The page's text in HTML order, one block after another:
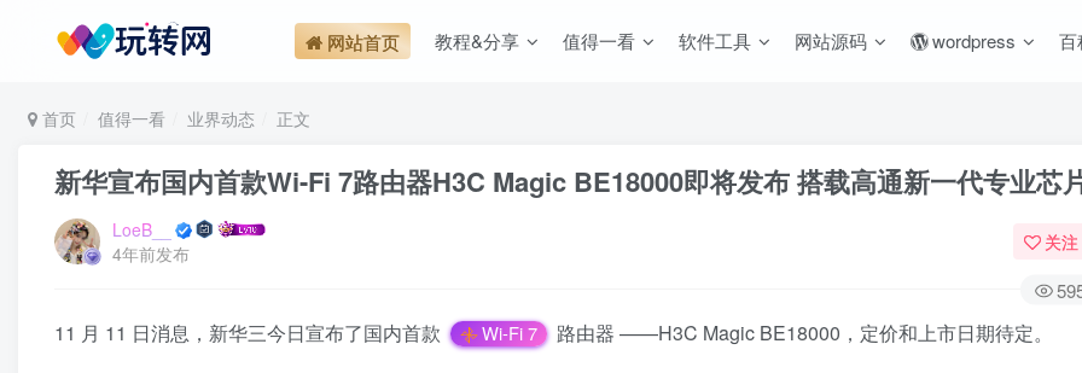
网站首页 教程&分享 值得一看 软件工具 网站源码 wordpress 百
首页 值得一看 业界动态 正文
新华宣布国内首款Wi-Fi 7路由器H3C Magic BE18000即将发布 搭载高通新一代专业芯
LoeB__
4年前发布
关注
11 月 11 日消息，新华三今日宣布了国内首款 Wi-Fi 7 路由器 ——H3C Magic BE18000，定价和上市日期待定。